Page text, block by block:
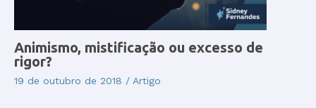
Animismo, mistificação ou excesso de
rigor?
19 de outubro de 2018 / Artigo